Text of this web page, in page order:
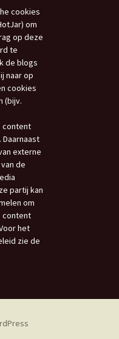
cookies
om
op deze
te
de blogs
naar op
cookies
(bijv.
content
externe
de
partij kan
om
content
het
zie de